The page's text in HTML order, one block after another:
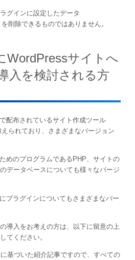
グインに設定したデータ
削除できるものではありません。
WordPressサイトへ
入を検討される方
配布されているサイト作成ツール
えられており、さまざまなバージョン
めのプログラムであるPHP、サイトの
データベースについても様々なバージ
プラグインについてもさまざまなバー
導入をお考えの方は、以下に留意の上
てください。
基づいた紹介記事ですので、すべての